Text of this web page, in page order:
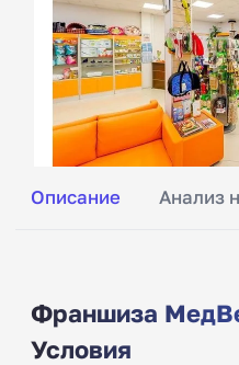
Описание Анализ
Франшиза
Условия